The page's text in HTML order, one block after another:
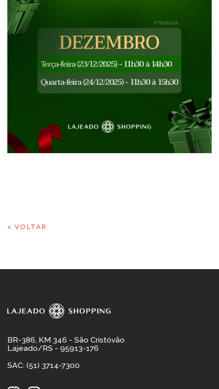
< VOLTAR
BR-386, KM 346 - São Cristóvão
Lajeado/RS - 95913-176
SAC: (51) 3714-7300